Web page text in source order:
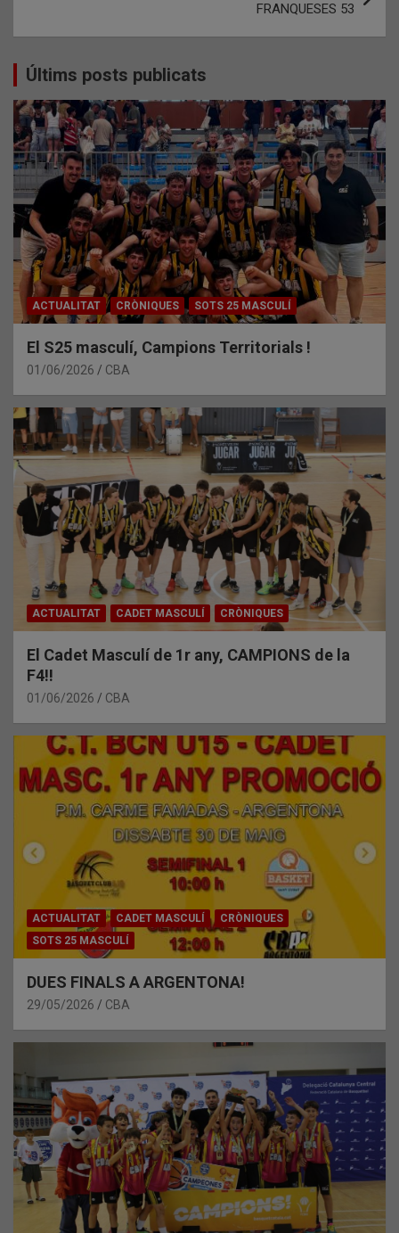
FRANQUESES 53
Últims posts publicats
ACTUALITAT CRÒNIQUES SOTS 25 MASCULÍ
El S25 masculí, Campions Territorials !
01/06/2026 CBA
ACTUALITAT CADET MASCULÍ CRÒNIQUES
El Cadet Masculí de 1r any, CAMPIONS de la
F4!!
01/06/2026 CBA
ACTUALITAT CADET MASCULÍ
CRÒNIQUES
SOTS 25 MASCULÍ
DUES FINALS A ARGENTONA!
29/05/2026 CBA